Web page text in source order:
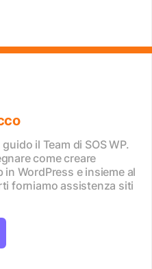
il Team di SOS WP.
come creare
WordPress e insieme al
forniamo assistenza siti